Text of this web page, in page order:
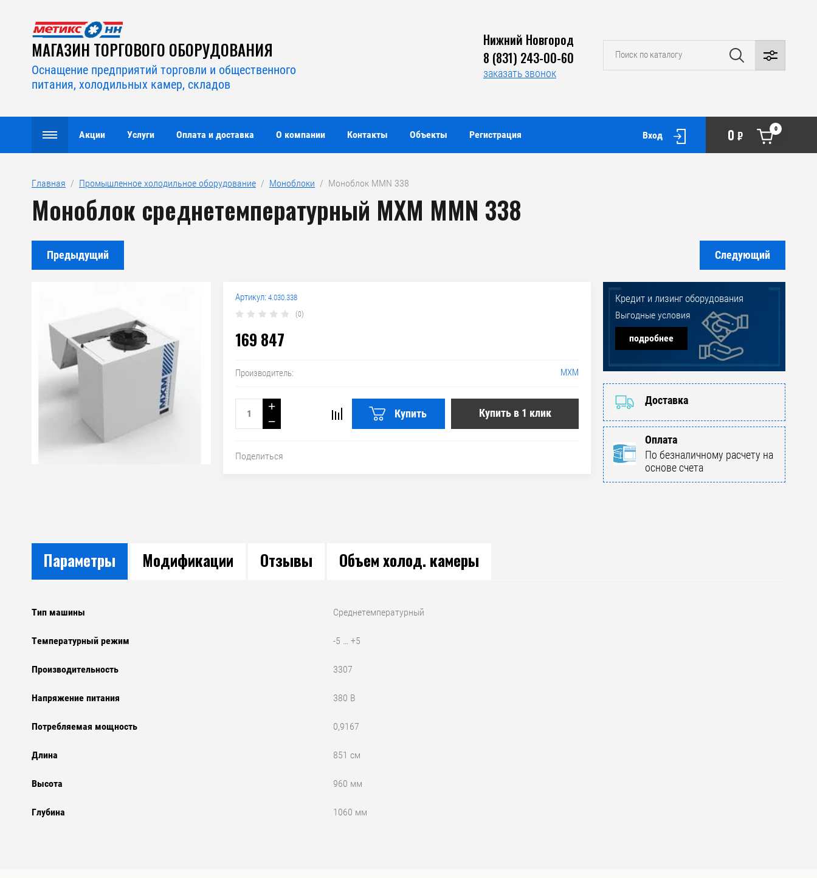
Акции Услуги Оплата и доставка О компании Контакты Объекты Регистрация Вход 0 ₽
0
МАГАЗИН ТОРГОВОГО ОБОРУДОВАНИЯ
Оснащение предприятий торговли и общественного
питания, холодильных камер, складов
Нижний Новгород
8 (831) 243-00-60
заказать звонок
Главная
  /
Промышленное холодильное оборудование
  /
Моноблоки
  /  Моноблок MMN 338
Моноблок среднетемпературный МХМ MMN 338
Предыдущий Следующий
Артикул: 4.030.338
(0)
169 847
Производитель: МХМ
+
−
Купить Купить в 1 клик
Поделиться
Кредит и лизинг оборудования
Выгодные условия
подробнее
Доставка
Оплата
По безналичному расчету на
основе счета
Параметры Модификации Отзывы Объем холод. камеры
Тип машины Среднетемпературный
Температурный режим -5 … +5
Производительность 3307
Напряжение питания 380 В
Потребляемая мощность 0,9167
Длина 851 см
Высота 960 мм
Глубина 1060 мм